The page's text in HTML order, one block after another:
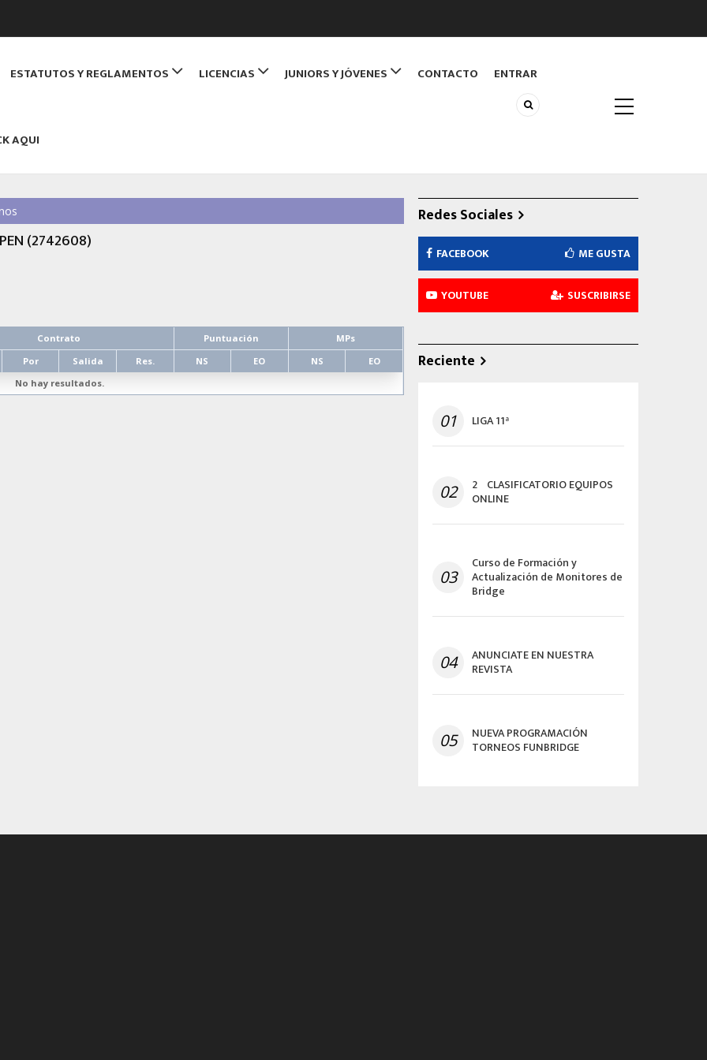
Monitores de Bridge
ESTATUTOS Y REGLAMENTOS LICENCIAS JUNIORS Y JÓVENES CONTACTO ENTRAR
AQUI
(2742608)
Contrato Puntuación
MPs
Por Salida Res. NS EO NS
EO
No hay resultados.
Redes Sociales
FACEBOOK ME GUSTA
YOUTUBE SUSCRIBIRSE
Reciente
01 LIGA 11ª
02 2º CLASIFICATORIO EQUIPOS
ONLINE
03
Curso de Formación y
Actualización de Monitores de
Bridge
04 ANUNCIATE EN NUESTRA
REVISTA
05 NUEVA PROGRAMACIÓN
TORNEOS FUNBRIDGE